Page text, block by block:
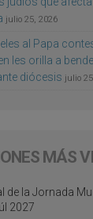
julio 25, 2026
al Papa
les orilla a
diócesis julio
MÁS
de la Jornada
2027